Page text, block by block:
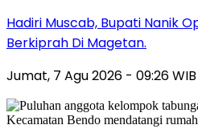
Hadiri Muscab, Bupati Nanik
Berkiprah Di Magetan.
Jumat, 7 Agu 2026 - 09:26 WIB